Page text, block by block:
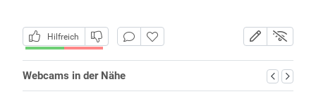
Hilfreich
Webcams in der Nähe